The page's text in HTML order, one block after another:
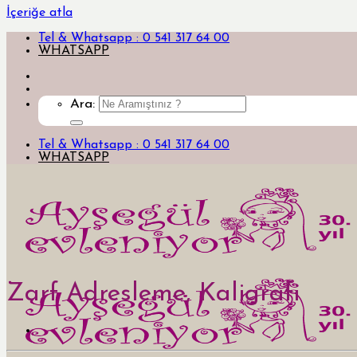
İçeriğe atla
Tel & Whatsapp : 0 541 317 64 00
WHATSAPP
Ara:
Tel & Whatsapp : 0 541 317 64 00
WHATSAPP
Zarf Adresleme, Kaligrafi